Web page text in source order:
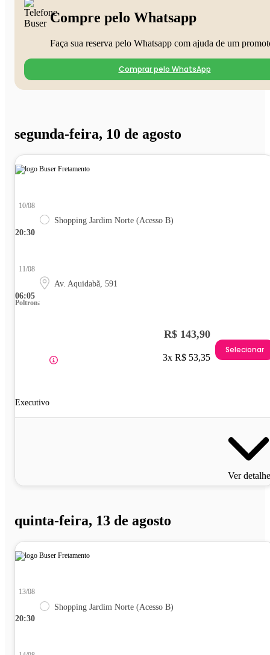
Compre pelo Whatsapp
Faça sua reserva pelo Whatsapp com ajuda de um
Comprar pelo WhatsApp
segunda-feira, 10 de agosto
20:30
10/08
Shopping Jardim Norte (Acesso B)
06:05
11/08
Av. Aquidabã, 591
Poltrona
Executivo
R$ 143,90
3x R$ 53,35
Selecionar
Ver
quinta-feira, 13 de agosto
20:30
13/08
Shopping Jardim Norte (Acesso B)